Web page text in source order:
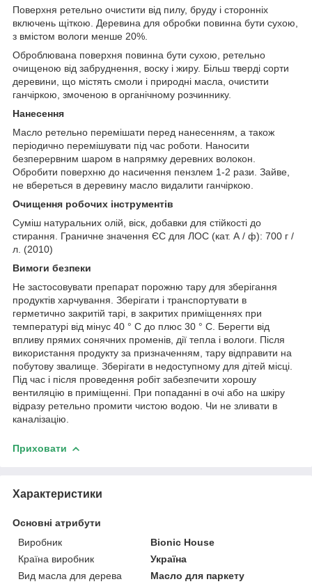
Поверхня ретельно очистити від пилу, бруду і сторонніх
включень щіткою. Деревина для обробки повинна бути сухою,
з вмістом вологи менше 20%.
Оброблювана поверхня повинна бути сухою, ретельно
очищеною від забруднення, воску і жиру. Більш тверді сорти
деревини, що містять смоли і природні масла, очистити
ганчіркою, змоченою в органічному розчиннику.
Нанесення
Масло ретельно перемішати перед нанесенням, а також
періодично перемішувати під час роботи. Наносити
безперервним шаром в напрямку деревних волокон.
Обробити поверхню до насичення пензлем 1-2 рази. Зайве,
не вбереться в деревину масло видалити ганчіркою.
Очищення робочих інструментів
Суміш натуральних олій, віск, добавки для стійкості до
стирання. Граничне значення ЄС для ЛОС (кат. А / ф): 700 г /
л. (2010)
Вимоги безпеки
Не застосовувати препарат порожню тару для зберігання
продуктів харчування. Зберігати і транспортувати в
герметично закритій тарі, в закритих приміщеннях при
температурі від мінус 40 ° С до плюс 30 ° С. Берегти від
впливу прямих сонячних променів, дії тепла і вологи. Після
використання продукту за призначенням, тару відправити на
побутову звалище. Зберігати в недоступному для дітей місці.
Під час і після проведення робіт забезпечити хорошу
вентиляцію в приміщенні. При попаданні в очі або на шкіру
відразу ретельно промити чистою водою. Чи не зливати в
каналізацію.
Приховати
Характеристики
Основні атрибути
Виробник
Bionic House
Країна виробник
Україна
Вид масла для дерева
Масло для паркету